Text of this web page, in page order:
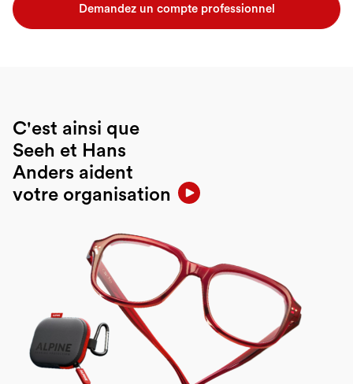
Demandez un compte professionnel
C'est ainsi que
Seeh et Hans
Anders aident
votre organisation